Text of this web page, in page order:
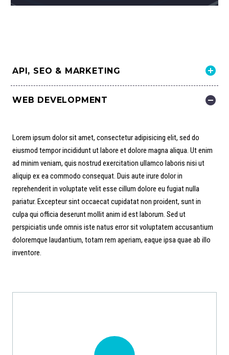
API, SEO & MARKETING
WEB DEVELOPMENT
Lorem ipsum dolor sit amet, consectetur adipisicing elit, sed do
eiusmod tempor incididunt ut labore et dolore magna aliqua. Ut enim
ad minim veniam, quis nostrud exercitation ullamco laboris nisi ut
aliquip ex ea commodo consequat. Duis aute irure dolor in
reprehenderit in voluptate velit esse cillum dolore eu fugiat nulla
pariatur. Excepteur sint occaecat cupidatat non proident, sunt in
culpa qui officia deserunt mollit anim id est laborum. Sed ut
perspiciatis unde omnis iste natus error sit voluptatem accusantium
doloremque laudantium, totam rem aperiam, eaque ipsa quae ab illo
inventore.